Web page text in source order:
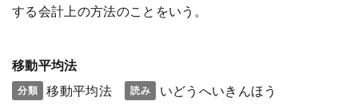
する会計上の方法のことをいう。
移動平均法
分類 移動平均法 読み
いどうへいきんほう